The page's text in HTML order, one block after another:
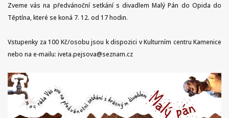
Zveme vás na předvánoční setkání s divadlem Malý Pán do Opida do
Těptína, které se koná 7. 12. od 17 hodin.
Vstupenky za 100 Kč/osobu jsou k dispozici v Kulturním centru Kamenice
nebo na e-mailu: iveta.pejsova@seznam.cz